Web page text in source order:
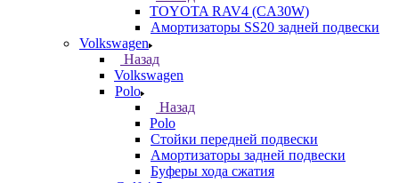
TOYOTA RAV4 (CA30W)
Амортизаторы SS20 задней подвески
Volkswagen
Назад
Volkswagen
Polo
Назад
Polo
Стойки передней подвески
Амортизаторы задней подвески
Буферы хода сжатия